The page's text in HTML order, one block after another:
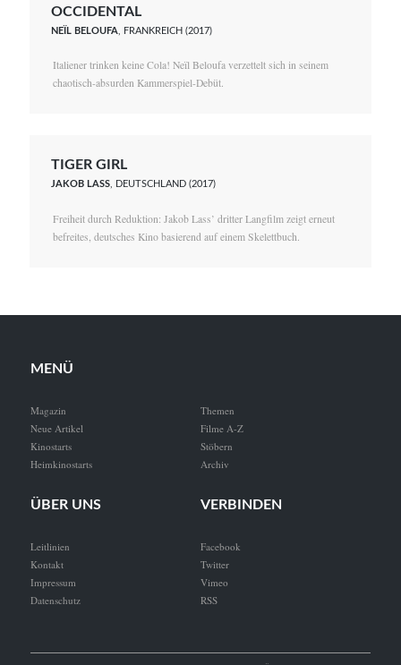
OCCIDENTAL
NEÏL BELOUFA , FRANKREICH (2017)
Italiener trinken keine Cola! Neïl Beloufa verzettelt sich in seinem
chaotisch-absurden Kammerspiel-Debüt.
TIGER GIRL
JAKOB LASS, DEUTSCHLAND (2017)
Freiheit durch Reduktion: Jakob Lass’ dritter Langfilm zeigt erneut
befreites, deutsches Kino basierend auf einem Skelettbuch.
MENÜ
Magazin
Neue Artikel
Kinostarts
Heimkinostarts
Themen
Filme A-Z
Stöbern
Archiv
ÜBER UNS
Leitlinien
Kontakt
Impressum
Datenschutz
VERBINDEN
Facebook
Twitter
Vimeo
RSS